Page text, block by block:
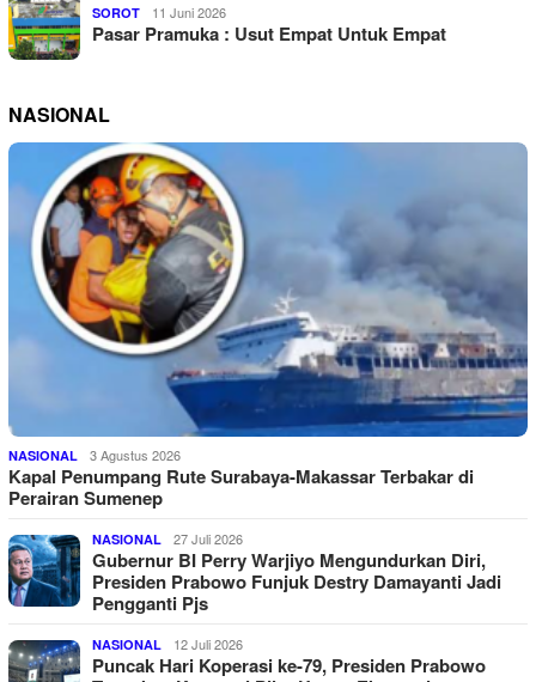
SOROT 11 Juni 2026
Pasar Pramuka : Usut Empat Untuk Empat
NASIONAL
NASIONAL 3 Agustus 2026
Kapal Penumpang Rute Surabaya-Makassar Terbakar di
Perairan Sumenep
NASIONAL 27 Juli 2026
Gubernur BI Perry Warjiyo Mengundurkan Diri,
Presiden Prabowo Funjuk Destry Damayanti Jadi
Pengganti Pjs
NASIONAL 12 Juli 2026
Puncak Hari Koperasi ke-79, Presiden Prabowo